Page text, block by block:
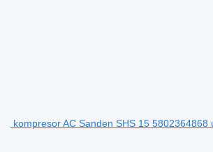
kompresor AC Sanden SHS 15 5802364868